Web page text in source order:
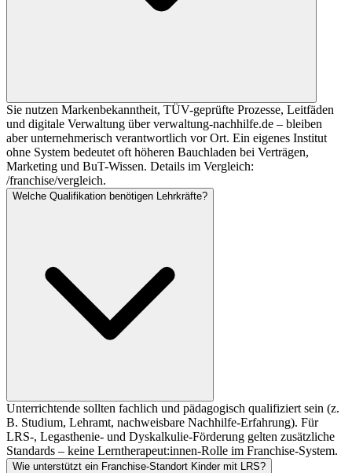
Sie nutzen Markenbekanntheit, TÜV-geprüfte Prozesse, Leitfäden
und digitale Verwaltung über verwaltung-nachhilfe.de – bleiben
aber unternehmerisch verantwortlich vor Ort. Ein eigenes Institut
ohne System bedeutet oft höheren Bauchladen bei Verträgen,
Marketing und BuT-Wissen. Details im Vergleich:
/franchise/vergleich.
Welche Qualifikation benötigen Lehrkräfte?
Unterrichtende sollten fachlich und pädagogisch qualifiziert sein (z.
B. Studium, Lehramt, nachweisbare Nachhilfe-Erfahrung). Für
LRS-, Legasthenie- und Dyskalkulie-Förderung gelten zusätzliche
Standards – keine Lerntherapeut:innen-Rolle im Franchise-System.
Wie unterstützt ein Franchise-Standort Kinder mit LRS?